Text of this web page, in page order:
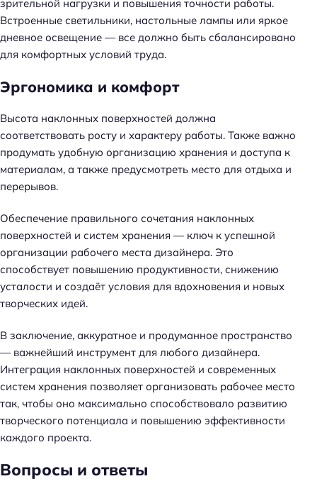
зрительной нагрузки и повышения точности работы.
Встроенные светильники, настольные лампы или яркое
дневное освещение — все должно быть сбалансировано
для комфортных условий труда.
Эргономика и комфорт
Высота наклонных поверхностей должна
соответствовать росту и характеру работы. Также важно
продумать удобную организацию хранения и доступа к
материалам, а также предусмотреть место для отдыха и
перерывов.
Обеспечение правильного сочетания наклонных
поверхностей и систем хранения — ключ к успешной
организации рабочего места дизайнера. Это
способствует повышению продуктивности, снижению
усталости и создаёт условия для вдохновения и новых
творческих идей.
В заключение, аккуратное и продуманное пространство
— важнейший инструмент для любого дизайнера.
Интеграция наклонных поверхностей и современных
систем хранения позволяет организовать рабочее место
так, чтобы оно максимально способствовало развитию
творческого потенциала и повышению эффективности
каждого проекта.
Вопросы и ответы
а